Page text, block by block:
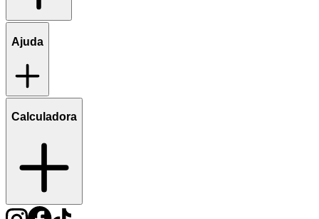
Ajuda
Calculadora